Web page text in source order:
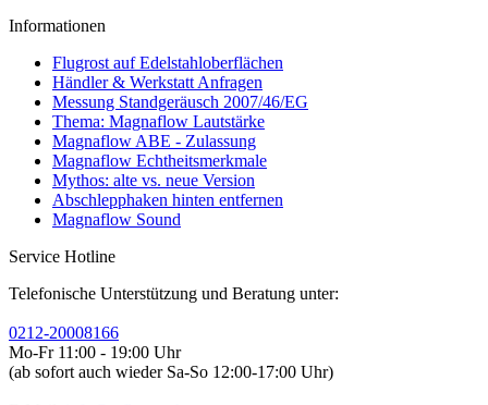
Informationen
Flugrost auf Edelstahloberflächen
Händler & Werkstatt Anfragen
Messung Standgeräusch 2007/46/EG
Thema: Magnaflow Lautstärke
Magnaflow ABE - Zulassung
Magnaflow Echtheitsmerkmale
Mythos: alte vs. neue Version
Abschlepphaken hinten entfernen
Magnaflow Sound
Service Hotline
Telefonische Unterstützung und Beratung unter:
0212-20008166
Mo-Fr 11:00 - 19:00 Uhr
(ab sofort auch wieder Sa-So 12:00-17:00 Uhr)